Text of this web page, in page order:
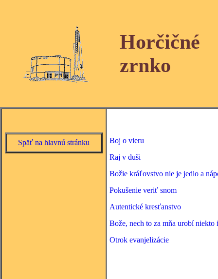
Horčičné
zrnko
Späť na hlavnú stránku
Boj o vieru
Raj v duši
Božie kráľovstvo nie je jedlo a
Pokušenie veriť snom
Autentické kresťanstvo
Bože, nech to za mňa urobí niekto
Otrok evanjelizácie